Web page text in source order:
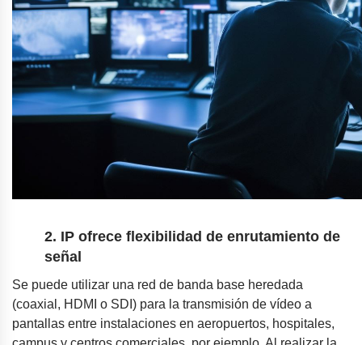
2. IP ofrece flexibilidad de enrutamiento de
señal
Se puede utilizar una red de banda base heredada
(coaxial, HDMI o SDI) para la transmisión de vídeo a
pantallas entre instalaciones en aeropuertos, hospitales,